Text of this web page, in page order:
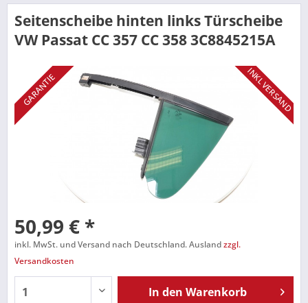
Seitenscheibe hinten links Türscheibe
VW Passat CC 357 CC 358 3C8845215A
GARANTIE INKL VERSAND
50,99 € *
inkl. MwSt. und Versand nach Deutschland. Auslandzzgl.
Versandkosten
In den Warenkorb